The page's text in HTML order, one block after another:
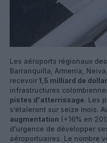
Les aéroports régionaux
Barranquilla, Armenia,
recevoir1,5 milliard de
infrastructures
pistes d'atterrissage. Les
s’étaleront sur seize mois.
augmentation (+16% en
d'urgence de développer
aéroportuaires. Le nombre